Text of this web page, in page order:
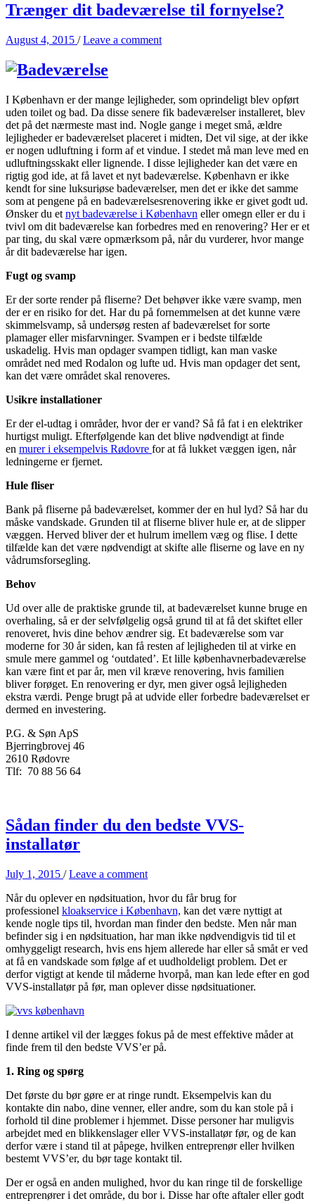
Trænger dit badeværelse til fornyelse?
August 4, 2015 /Leave a comment
I København er der mange lejligheder, som oprindeligt blev opført
uden toilet og bad. Da disse senere fik badeværelser installeret, blev
det på det nærmeste mast ind. Nogle gange i meget små, ældre
lejligheder er badeværelset placeret i midten, Det vil sige, at der ikke
er nogen udluftning i form af et vindue. I stedet må man leve med en
udluftningsskakt eller lignende. I disse lejligheder kan det være en
rigtig god ide, at få lavet et nyt badeværelse. København er ikke
kendt for sine luksuriøse badeværelser, men det er ikke det samme
som at pengene på en badeværelsesrenovering ikke er givet godt ud.
Ønsker du et nyt badeværelse i København eller omegn eller er du i
tvivl om dit badeværelse kan forbedres med en renovering? Her er et
par ting, du skal være opmærksom på, når du vurderer, hvor mange
år dit badeværelse har igen.
Fugt og svamp
Er der sorte render på fliserne? Det behøver ikke være svamp, men
der er en risiko for det. Har du på fornemmelsen at det kunne være
skimmelsvamp, så undersøg resten af badeværelset for sorte
plamager eller misfarvninger. Svampen er i bedste tilfælde
uskadelig. Hvis man opdager svampen tidligt, kan man vaske
området ned med Rodalon og lufte ud. Hvis man opdager det sent,
kan det være området skal renoveres.
Usikre installationer
Er der el-udtag i områder, hvor der er vand? Så få fat i en elektriker
hurtigst muligt. Efterfølgende kan det blive nødvendigt at finde
en murer i eksempelvis Rødovre for at få lukket væggen igen, når
ledningerne er fjernet.
Hule fliser
Bank på fliserne på badeværelset, kommer der en hul lyd? Så har du
måske vandskade. Grunden til at fliserne bliver hule er, at de slipper
væggen. Herved bliver der et hulrum imellem væg og flise. I dette
tilfælde kan det være nødvendigt at skifte alle fliserne og lave en ny
vådrumsforsegling.
Behov
Ud over alle de praktiske grunde til, at badeværelset kunne bruge en
overhaling, så er der selvfølgelig også grund til at få det skiftet eller
renoveret, hvis dine behov ændrer sig. Et badeværelse som var
moderne for 30 år siden, kan få resten af lejligheden til at virke en
smule mere gammel og ‘outdated’. Et lille københavnerbadeværelse
kan være fint et par år, men vil kræve renovering, hvis familien
bliver forøget. En renovering er dyr, men giver også lejligheden
ekstra værdi. Penge brugt på at udvide eller forbedre badeværelset er
dermed en investering.
P.G. & Søn ApS
Bjerringbrovej 46
2610 Rødovre
Tlf: 70 88 56 64
Sådan finder du den bedste VVS-
installatør
July 1, 2015 /Leave a comment
Når du oplever en nødsituation, hvor du får brug for
professionel kloakservice i København, kan det være nyttigt at
kende nogle tips til, hvordan man finder den bedste. Men når man
befinder sig i en nødsituation, har man ikke nødvendigvis tid til et
omhyggeligt research, hvis ens hjem allerede har eller så småt er ved
at få en vandskade som følge af et uudholdeligt problem. Det er
derfor vigtigt at kende til måderne hvorpå, man kan lede efter en god
VVS-installatør på før, man oplever disse nødsituationer.
I denne artikel vil der lægges fokus på de mest effektive måder at
finde frem til den bedste VVS’er på.
1. Ring og spørg
Det første du bør gøre er at ringe rundt. Eksempelvis kan du
kontakte din nabo, dine venner, eller andre, som du kan stole på i
forhold til dine problemer i hjemmet. Disse personer har muligvis
arbejdet med en blikkenslager eller VVS-installatør før, og de kan
derfor være i stand til at påpege, hvilken entreprenør eller hvilken
bestemt VVS’er, du bør tage kontakt til.
Der er også en anden mulighed, hvor du kan ringe til de forskellige
entreprenører i det område, du bor i. Disse har ofte aftaler eller godt